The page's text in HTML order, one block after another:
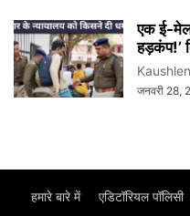
एक ई-
हड़कंप!’
जनवरी 28,
हमारे बारे में एडिटॉरियल पॉलिसी